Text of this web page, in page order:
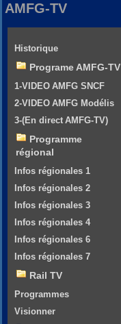
AMFG-TV
Historique
Programe AMFG-TV
1-VIDEO AMFG SNCF
2-VIDEO AMFG Modélis
3-(En direct AMFG-TV)
Programme
régional
Infos régionales 1
Infos régionales 2
Infos régionales 3
Infos régionales 4
Infos régionales 6
Infos régionales 7
Rail TV
Programmes
Visionner